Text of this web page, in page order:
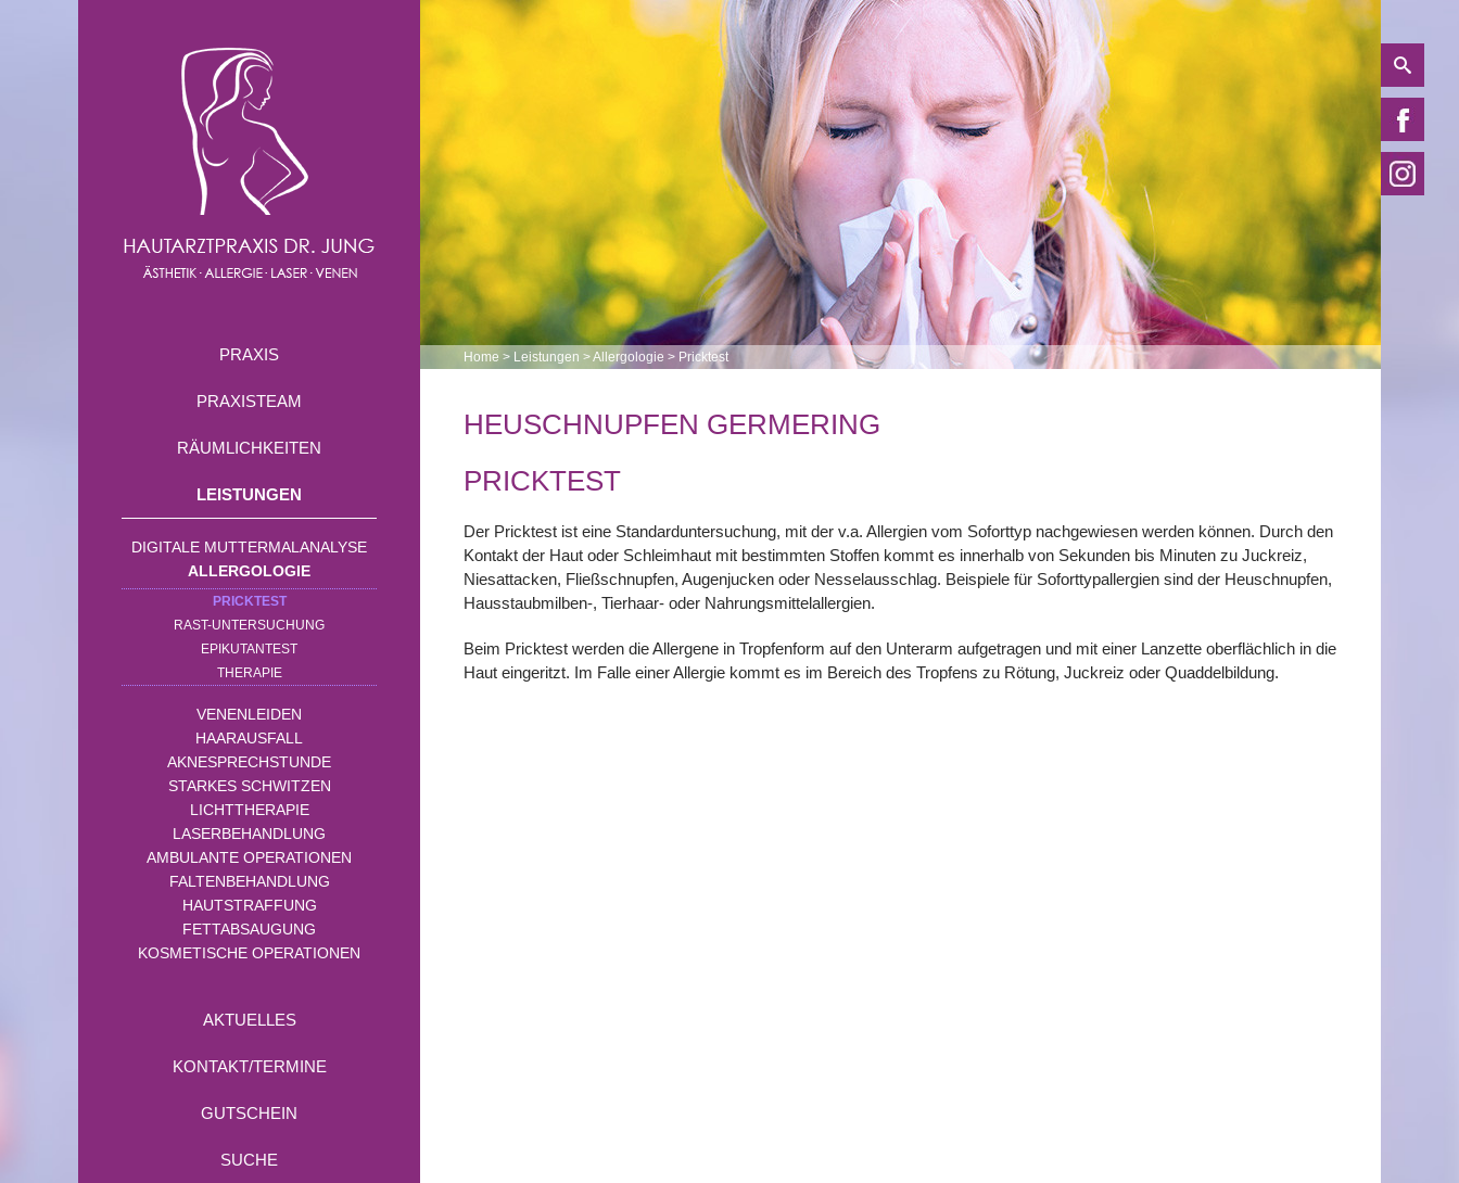
PRAXIS
PRAXISTEAM
RÄUMLICHKEITEN
LEISTUNGEN
DIGITALE MUTTERMALANALYSE
ALLERGOLOGIE
PRICKTEST
RAST-UNTERSUCHUNG
EPIKUTANTEST
THERAPIE
VENENLEIDEN
HAARAUSFALL
AKNESPRECHSTUNDE
STARKES SCHWITZEN
LICHTTHERAPIE
LASERBEHANDLUNG
AMBULANTE OPERATIONEN
FALTENBEHANDLUNG
HAUTSTRAFFUNG
FETTABSAUGUNG
KOSMETISCHE OPERATIONEN
AKTUELLES
KONTAKT/TERMINE
GUTSCHEIN
SUCHE
Home > Leistungen >Allergologie > Pricktest
HEUSCHNUPFEN GERMERING
PRICKTEST
Der Pricktest ist eine Standarduntersuchung, mit der v.a. Allergien vom Soforttyp nachgewiesen werden können. Durch den
Kontakt der Haut oder Schleimhaut mit bestimmten Stoffen kommt es innerhalb von Sekunden bis Minuten zu Juckreiz,
Niesattacken, Fließschnupfen, Augenjucken oder Nesselausschlag. Beispiele für Soforttypallergien sind der Heuschnupfen,
Hausstaubmilben-, Tierhaar- oder Nahrungsmittelallergien.
Beim Pricktest werden die Allergene in Tropfenform auf den Unterarm aufgetragen und mit einer Lanzette oberflächlich in die
Haut eingeritzt. Im Falle einer Allergie kommt es im Bereich des Tropfens zu Rötung, Juckreiz oder Quaddelbildung.